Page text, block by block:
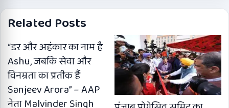
Related Posts
“डर और अहंकार का नाम है
Ashu, जबकि सेवा और
विनम्रता का प्रतीक हैं
Sanjeev Arora” – AAP
नेता Malvinder Singh